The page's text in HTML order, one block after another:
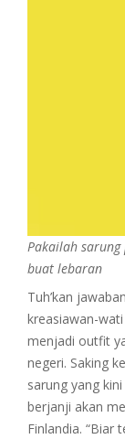
Pakailah
buat lebaran
Tuh’kan
kreasiawan-
menjadi outfit
negeri. Saking
sarung yang
berjanji akan
Finlandia. “Biar